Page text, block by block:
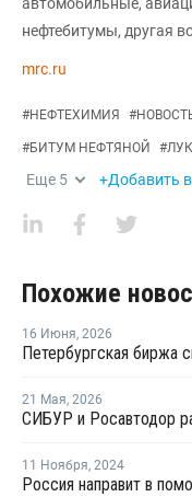
нефтебитумы, другая
mrc.ru
#НЕФТЕХИМИЯ #
#БИТУМ НЕФТЯНОЙ #
Еще 5 +Добавить
Похожие
16 Июня, 2026
21 Мая, 2026
11 Ноября, 2024